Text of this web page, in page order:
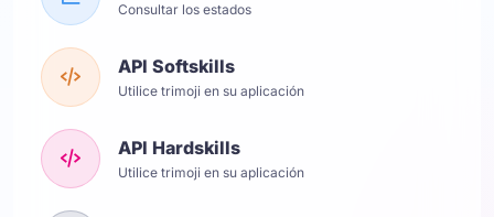
Consultar los estados
API Softskills
Utilice trimoji en su aplicación
API Hardskills
Utilice trimoji en su aplicación